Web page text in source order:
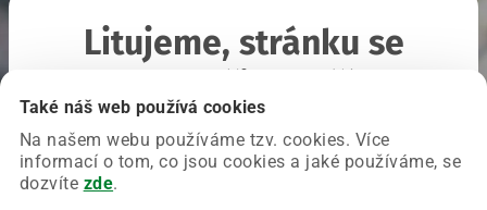
Také náš web používá cookies
Na našem webu používáme tzv. cookies. Více
informací o tom, co jsou cookies a jaké používáme, se
dozvíte zde.
Litujeme, stránku se
Chyba nastala na naší straně a už ji opravujeme.
Zkuste prosím znovu načíst požadovanou stránku.